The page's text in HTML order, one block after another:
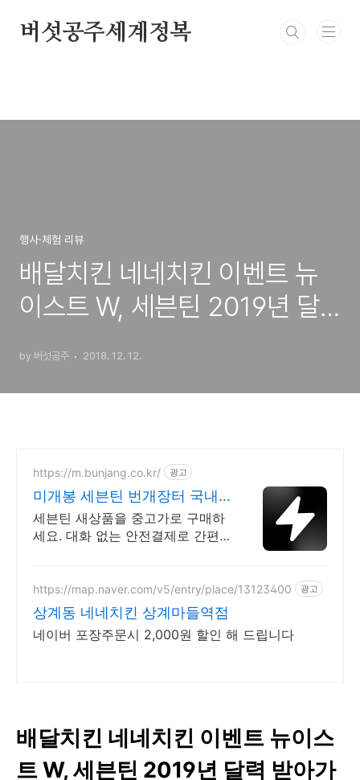
버섯공주세계정복
행사·체험 리뷰
배달치킨 네네치킨 이벤트 뉴
이스트 W, 세븐틴 2019년 달
CF 공유 이벤트
by 버섯공주 2018. 12. 12.
https://m.bunjang.co.kr/ 광고
미개봉 세븐틴 번개장터 국내
최대 브랜드 중고거래
세븐틴 새상품을 중고가로 구매하
세요. 대화 없는 안전결제로 간편
의 신규 상품 업로드
https://map.naver.com/v5/entry/place/13123400 광고
상계동 네네치킨 상계마들역점
네이버 포장주문시 2,000원 할인 해 드립니다
배달치킨 네네치킨 이벤트 뉴이스
트 W, 세븐틴 2019년 달력 받아가